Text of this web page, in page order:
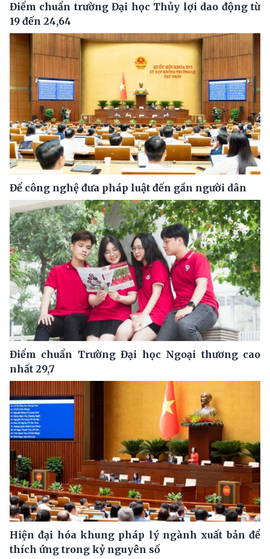
Điểm chuẩn trường Đại học Thủy lợi dao động từ
19 đến 24,64
Để công nghệ đưa pháp luật đến gần người dân
Điểm chuẩn Trường Đại học Ngoại thương cao
nhất 29,7
Hiện đại hóa khung pháp lý ngành xuất bản để
thích ứng trong kỷ nguyên số